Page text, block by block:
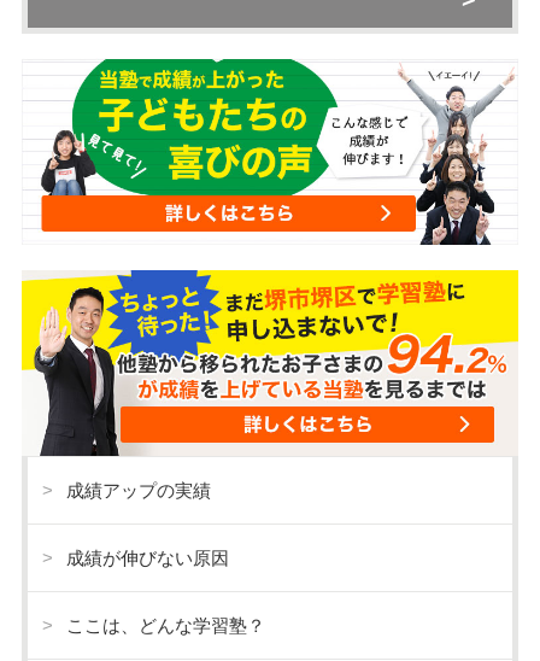
成績アップの実績
成績が伸びない原因
ここは、どんな学習塾？